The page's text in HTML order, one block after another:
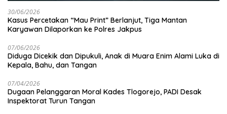
30/06/2026
Kasus Percetakan “Mau Print” Berlanjut, Tiga Mantan
Karyawan Dilaporkan ke Polres Jakpus
07/06/2026
Diduga Dicekik dan Dipukuli, Anak di Muara Enim Alami Luka di
Kepala, Bahu, dan Tangan
07/04/2026
Dugaan Pelanggaran Moral Kades Tlogorejo, PADI Desak
Inspektorat Turun Tangan